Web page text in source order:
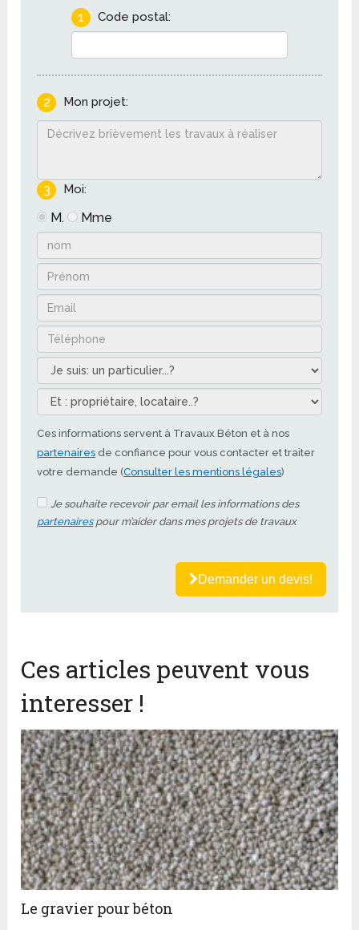
1 Code postal:
2 Mon projet:
3 Moi:
M. Mme
Ces informations servent à Travaux Béton et à nos
partenaires de confiance pour vous contacter et traiter
votre demande (Consulter les mentions légales)
Je souhaite recevoir par email les informations des
partenairespour m’aider dans mes projets de travaux
Demander un devis!
Ces articles peuvent vous
interesser !
Le gravier pour béton